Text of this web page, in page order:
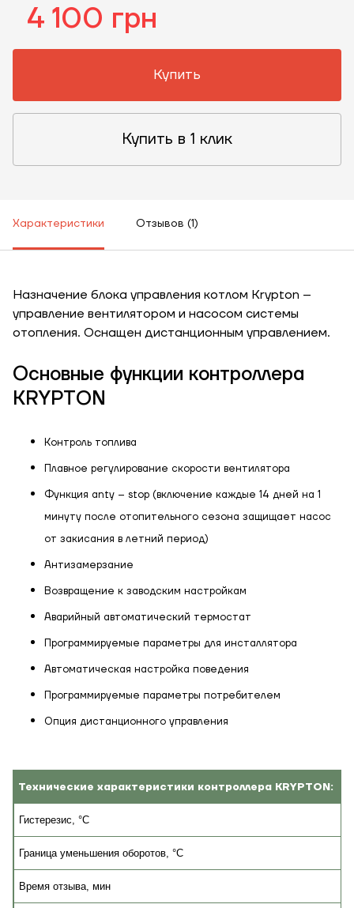
4 100 грн
Купить
Купить в 1 клик
Характеристики Отзывов (1)
Назначение блока управления котлом Krypton –
управление вентилятором и насосом системы
отопления. Оснащен дистанционным управлением.
Основные функции контроллера
KRYPTON
Контроль топлива
Плавное регулирование скорости вентилятора
Функция anty – stop (включение каждые 14 дней на 1
минуту после отопительного сезона защищает насос
от закисания в летний период)
Антизамерзание
Возвращение к заводским настройкам
Аварийный автоматический термостат
Программируемые параметры для инсталлятора
Автоматическая настройка поведения
Программируемые параметры потребителем
Опция дистанционного управления
Технические характеристики контроллера KRYPTON:
Гистерезис, °C
Граница уменьшения оборотов, °C
Время отзыва, мин
Высота, м
Степень
утепления, Вт/м
кв
Гарно утеплений, 55
Заказать
Обратный звонок
ЗАКАЗАТЬ УСЛУГУ МОНТАЖА
Корзина